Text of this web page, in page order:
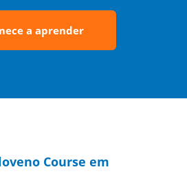
a aprender
Course em